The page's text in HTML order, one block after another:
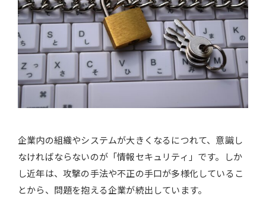
企業内の組織やシステムが大きくなるにつれて、意識し
なければならないのが「情報セキュリティ」です。しか
し近年は、攻撃の手法や不正の手口が多様化しているこ
とから、問題を抱える企業が続出しています。